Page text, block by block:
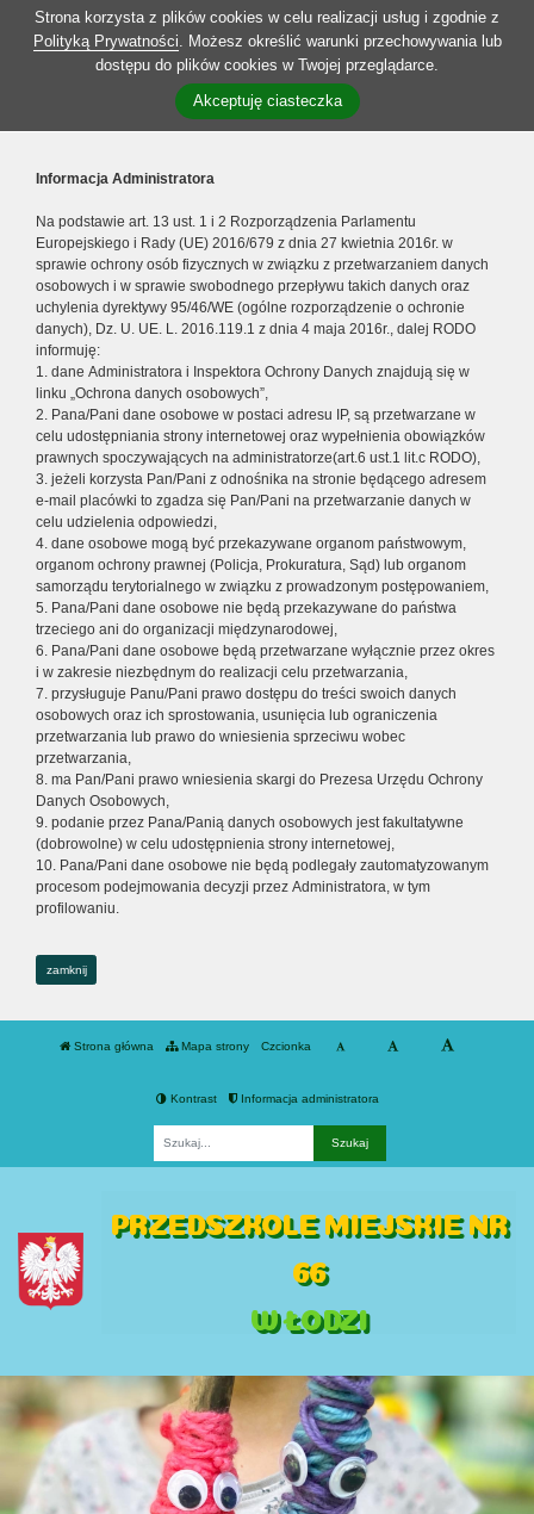
Strona korzysta z plików cookies w celu realizacji usług i zgodnie z
Polityką Prywatności. Możesz określić warunki przechowywania lub
dostępu do plików cookies w Twojej przeglądarce.
Akceptuję ciasteczka
Informacja Administratora
Na podstawie art. 13 ust. 1 i 2 Rozporządzenia Parlamentu
Europejskiego i Rady (UE) 2016/679 z dnia 27 kwietnia 2016r. w
sprawie ochrony osób fizycznych w związku z przetwarzaniem danych
osobowych i w sprawie swobodnego przepływu takich danych oraz
uchylenia dyrektywy 95/46/WE (ogólne rozporządzenie o ochronie
danych), Dz. U. UE. L. 2016.119.1 z dnia 4 maja 2016r., dalej RODO
informuję:
1. dane Administratora i Inspektora Ochrony Danych znajdują się w
linku „Ochrona danych osobowych”,
2. Pana/Pani dane osobowe w postaci adresu IP, są przetwarzane w
celu udostępniania strony internetowej oraz wypełnienia obowiązków
prawnych spoczywających na administratorze(art.6 ust.1 lit.c RODO),
3. jeżeli korzysta Pan/Pani z odnośnika na stronie będącego adresem
e-mail placówki to zgadza się Pan/Pani na przetwarzanie danych w
celu udzielenia odpowiedzi,
4. dane osobowe mogą być przekazywane organom państwowym,
organom ochrony prawnej (Policja, Prokuratura, Sąd) lub organom
samorządu terytorialnego w związku z prowadzonym postępowaniem,
5. Pana/Pani dane osobowe nie będą przekazywane do państwa
trzeciego ani do organizacji międzynarodowej,
6. Pana/Pani dane osobowe będą przetwarzane wyłącznie przez okres
i w zakresie niezbędnym do realizacji celu przetwarzania,
7. przysługuje Panu/Pani prawo dostępu do treści swoich danych
osobowych oraz ich sprostowania, usunięcia lub ograniczenia
przetwarzania lub prawo do wniesienia sprzeciwu wobec
przetwarzania,
8. ma Pan/Pani prawo wniesienia skargi do Prezesa Urzędu Ochrony
Danych Osobowych,
9. podanie przez Pana/Panią danych osobowych jest fakultatywne
(dobrowolne) w celu udostępnienia strony internetowej,
10. Pana/Pani dane osobowe nie będą podlegały zautomatyzowanym
procesom podejmowania decyzji przez Administratora, w tym
profilowaniu.
zamknij
Strona główna Mapa strony Czcionka
Kontrast Informacja administratora
PRZEDSZKOLE MIEJSKIE NR
66
W ŁODZI